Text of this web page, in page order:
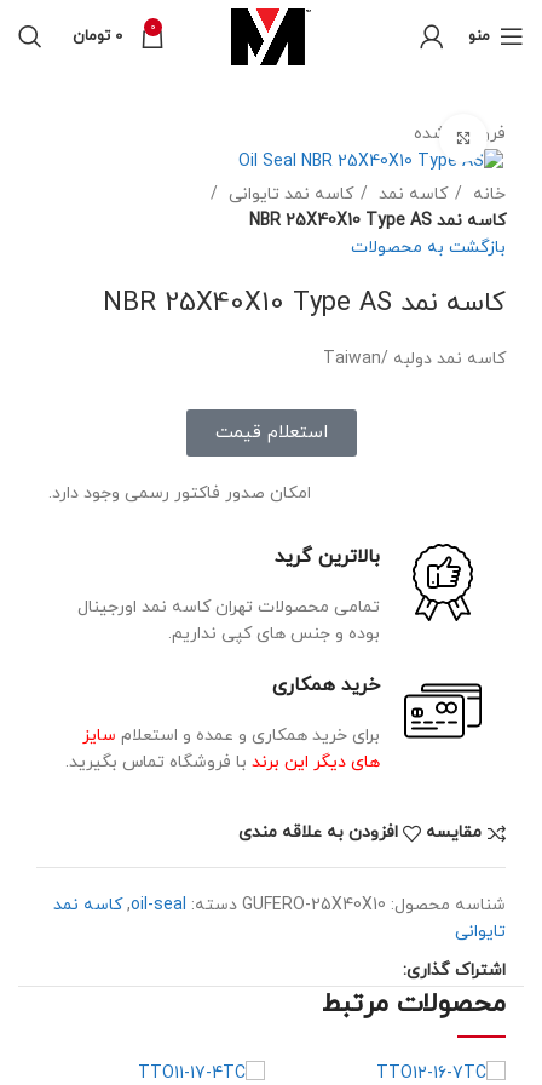
منو 0
0 تومان
فروخته شدهبرای بزرگنمایی کلیک کنید
خانه کاسه نمد
کاسه نمد تایوانی
کاسه نمد NBR 25X40X10 Type AS
بازگشت به محصولات
کاسه نمد NBR 25X40X10 Type AS
کاسه نمد دولبه /Taiwan
استعلام قیمت
امکان صدور فاکتور رسمی وجود دارد.
بالاترین گرید
تمامی محصولات تهران کاسه نمد اورجینال
بوده و جنس های کپی نداریم.
خرید همکاری
برای خرید همکاری و عمده و استعلام سایز
های دیگر این برند با فروشگاه تماس بگیرید.
مقايسه افزودن به علاقه مندی
شناسه محصول: GUFERO-25X40X10 دسته: oil-seal
, کاسه نمد
تایوانی
اشتراک گذاری:
محصولات مرتبط